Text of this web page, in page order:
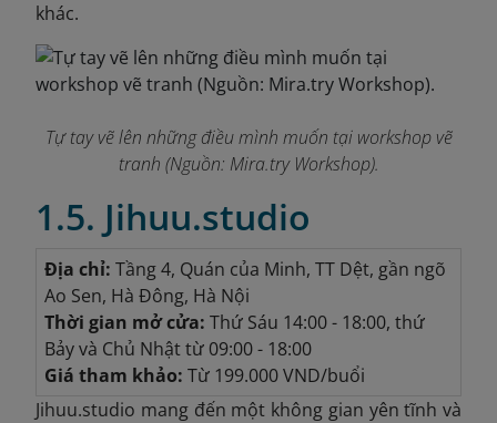
khác.
Tự tay vẽ lên những điều mình muốn tại workshop vẽ
tranh (Nguồn: Mira.try Workshop).
1.5. Jihuu.studio
Địa chỉ: Tầng 4, Quán của Minh, TT Dệt, gần ngõ
Ao Sen, Hà Đông, Hà Nội
Thời gian mở cửa: Thứ Sáu 14:00 - 18:00, thứ
Bảy và Chủ Nhật từ 09:00 - 18:00
Giá tham khảo: Từ 199.000 VND/buổi
Jihuu.studio mang đến một không gian yên tĩnh và